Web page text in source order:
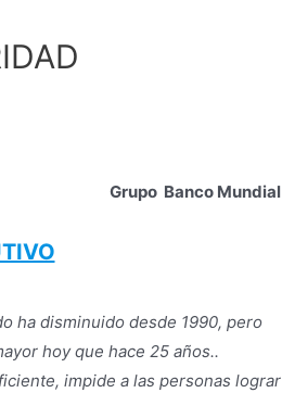
Grupo Banco Mundial
ha disminuido desde 1990, pero
hoy que hace 25 años..
impide a las personas lograr